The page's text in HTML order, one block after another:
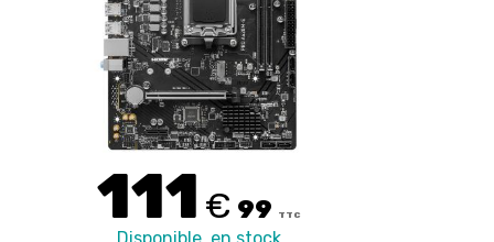
111 € 99 TTC